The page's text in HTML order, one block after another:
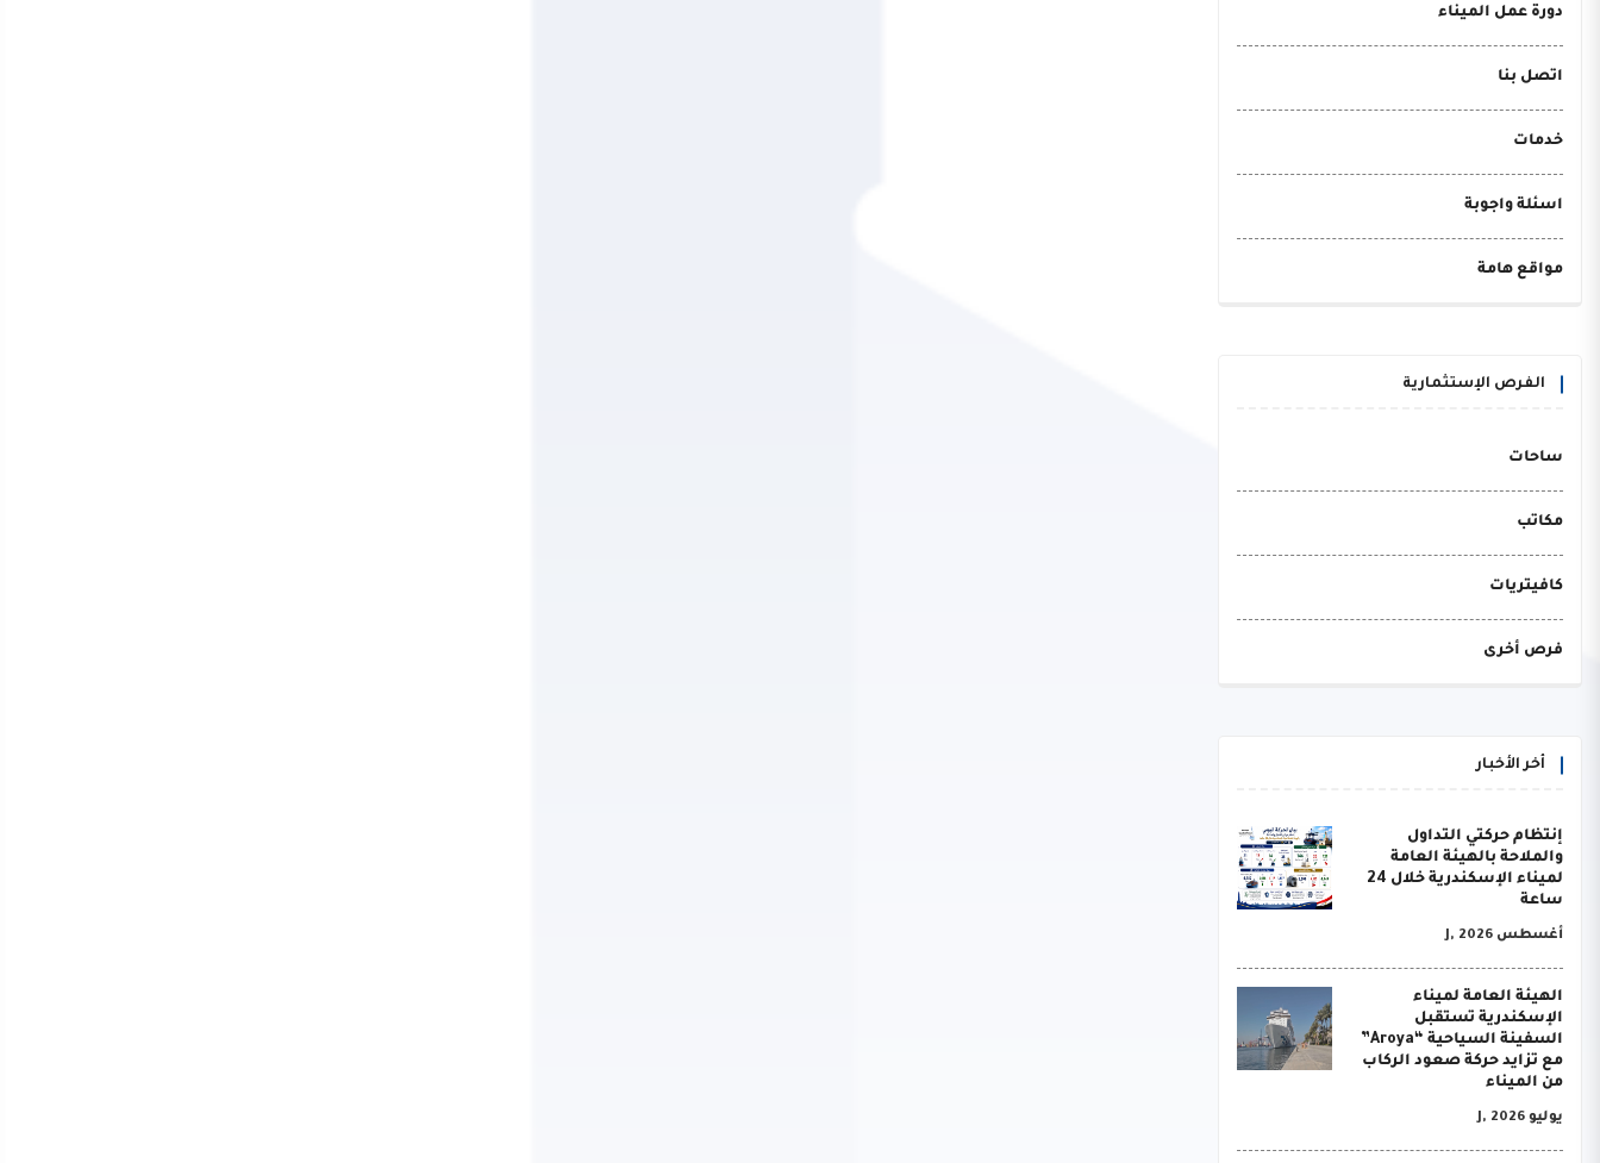
دورة عمل الميناء
اتصل بنا
خدمات
اسئلة واجوبة
مواقع هامة
الفرص الإستثمارية
ساحات
مكاتب
كافيتريات
فرص أخرى
أخر الأخبار
إنتظام حركتي التداول
والملاحة بالهيئة العامة
لميناء الإسكندرية خلال 24
ساعة
أغسطس J, 2026
الهيئة العامة لميناء
الإسكندرية تستقبل
السفينة السياحية “Aroya”
مع تزايد حركة صعود الركاب
من الميناء
يوليو J, 2026